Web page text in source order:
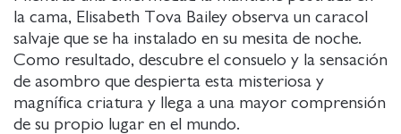
la cama, Elisabeth Tova Bailey observa un caracol
salvaje que se ha instalado en su mesita de noche.
Como resultado, descubre el consuelo y la sensación
de asombro que despierta esta misteriosa y
magnífica criatura y llega a una mayor comprensión
de su propio lugar en el mundo.